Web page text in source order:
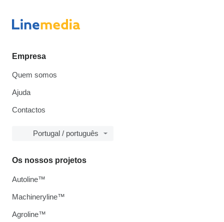
Empresa
Quem somos
Ajuda
Contactos
Portugal / português
Os nossos projetos
Autoline™
Machineryline™
Agroline™